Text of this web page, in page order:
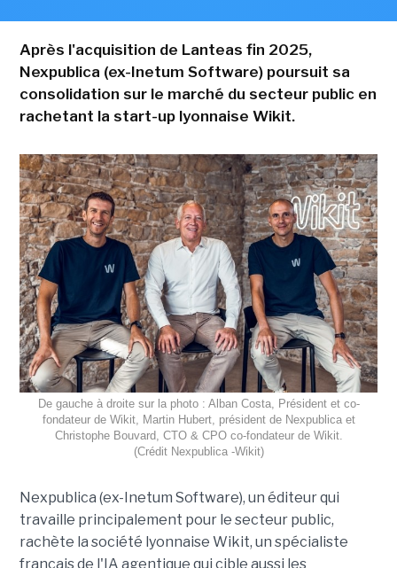
Après l'acquisition de Lanteas fin 2025,
Nexpublica (ex-Inetum Software) poursuit sa
consolidation sur le marché du secteur public en
rachetant la start-up lyonnaise Wikit.
De gauche à droite sur la photo : Alban Costa, Président et co-
fondateur de Wikit, Martin Hubert, président de Nexpublica et
Christophe Bouvard, CTO & CPO co-fondateur de Wikit.
(Crédit Nexpublica -Wikit)
Nexpublica (ex-Inetum Software), un éditeur qui
travaille principalement pour le secteur public,
rachète la société lyonnaise Wikit, un spécialiste
français de l'IA agentique qui cible aussi les